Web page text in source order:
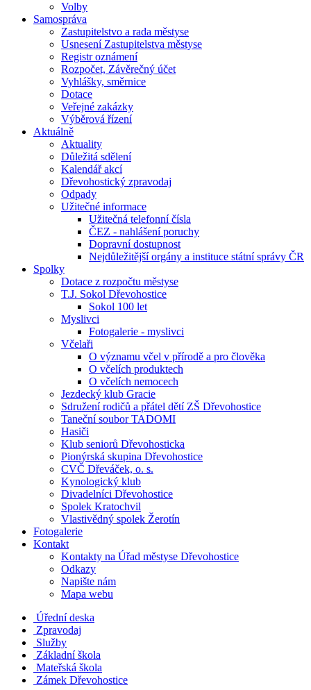
Volby
Samospráva
Zastupitelstvo a rada městyse
Usnesení Zastupitelstva městyse
Registr oznámení
Rozpočet, Závěrečný účet
Vyhlášky, směrnice
Dotace
Veřejné zakázky
Výběrová řízení
Aktuálně
Aktuality
Důležitá sdělení
Kalendář akcí
Dřevohostický zpravodaj
Odpady
Užitečné informace
Užitečná telefonní čísla
ČEZ - nahlášení poruchy
Dopravní dostupnost
Nejdůležitější orgány a instituce státní správy ČR
Spolky
Dotace z rozpočtu městyse
T.J. Sokol Dřevohostice
Sokol 100 let
Myslivci
Fotogalerie - myslivci
Včelaři
O významu včel v přírodě a pro člověka
O včelích produktech
O včelích nemocech
Jezdecký klub Gracie
Sdružení rodičů a přátel dětí ZŠ Dřevohostice
Taneční soubor TADOMI
Hasiči
Klub seniorů Dřevohosticka
Pionýrská skupina Dřevohostice
CVČ Dřeváček, o. s.
Kynologický klub
Divadelníci Dřevohostice
Spolek Kratochvil
Vlastivědný spolek Žerotín
Fotogalerie
Kontakt
Kontakty na Úřad městyse Dřevohostice
Odkazy
Napište nám
Mapa webu
Úřední deska
Zpravodaj
Služby
Základní škola
Mateřská škola
Zámek Dřevohostice